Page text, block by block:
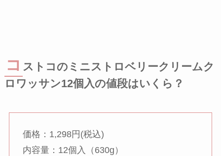
コ ストコのミニストロベリークリームク
ロワッサン12個入の値段はいくら？
価格：1,298円(税込)
内容量：12個入（630g）